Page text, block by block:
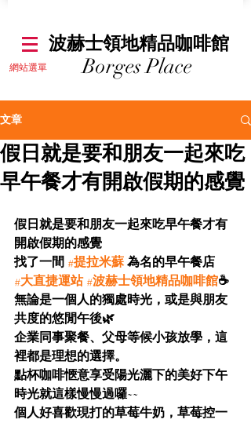
​波赫士領地精品咖啡館
Borges Place
​網站選單
文章
假日就是要和朋友一起來吃
早午餐才有開啟假期的感覺
假日就是要和朋友一起來吃早午餐才有
開啟假期的感覺
找了一間 #提拉米蘇 為名的早午餐店
#大直捷運站 #波赫士領地精品咖啡館☕
無論是一個人的獨處時光，或是與朋友
共度的悠閒午後🌿
企業同事聚餐、父母等候小孩放學，這
裡都是理想的選擇。
點杯咖啡愜意享受陽光灑下的美好下午
時光就這樣慢慢過囉~~
個人好喜歡現打的草莓牛奶，草莓控一